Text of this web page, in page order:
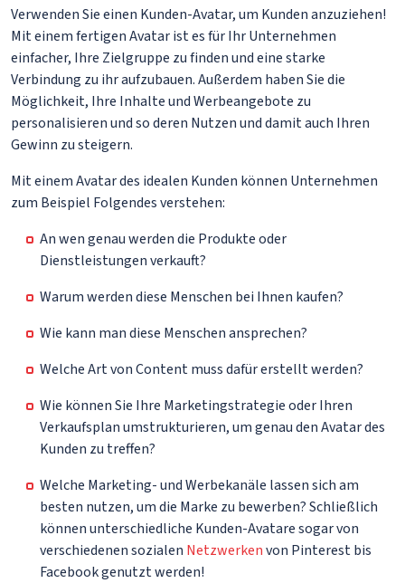
Verwenden Sie einen Kunden-Avatar, um Kunden anzuziehen!
Mit einem fertigen Avatar ist es für Ihr Unternehmen
einfacher, Ihre Zielgruppe zu finden und eine starke
Verbindung zu ihr aufzubauen. Außerdem haben Sie die
Möglichkeit, Ihre Inhalte und Werbeangebote zu
personalisieren und so deren Nutzen und damit auch Ihren
Gewinn zu steigern.
Mit einem Avatar des idealen Kunden können Unternehmen
zum Beispiel Folgendes verstehen:
An wen genau werden die Produkte oder
Dienstleistungen verkauft?
Warum werden diese Menschen bei Ihnen kaufen?
Wie kann man diese Menschen ansprechen?
Welche Art von Content muss dafür erstellt werden?
Wie können Sie Ihre Marketingstrategie oder Ihren
Verkaufsplan umstrukturieren, um genau den Avatar des
Kunden zu treffen?
Welche Marketing- und Werbekanäle lassen sich am
besten nutzen, um die Marke zu bewerben? Schließlich
können unterschiedliche Kunden-Avatare sogar von
verschiedenen sozialen Netzwerkenvon Pinterest bis
Facebook genutzt werden!